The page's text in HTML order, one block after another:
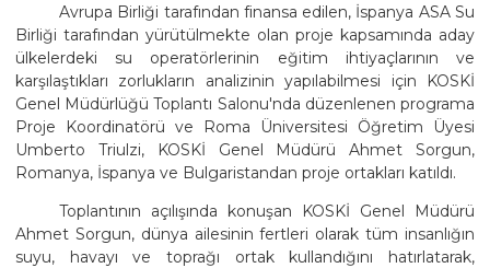
Avrupa Birliği tarafından finansa edilen, İspanya ASA Su
Birliği tarafından yürütülmekte olan proje kapsamında aday
ülkelerdeki su operatörlerinin eğitim ihtiyaçlarının ve
karşılaştıkları zorlukların analizinin yapılabilmesi için KOSKİ
Genel Müdürlüğü Toplantı Salonu'nda düzenlenen programa
Proje Koordinatörü ve Roma Üniversitesi Öğretim Üyesi
Umberto Triulzi, KOSKİ Genel Müdürü Ahmet Sorgun,
Romanya, İspanya ve Bulgaristandan proje ortakları katıldı.
Toplantının açılışında konuşan KOSKİ Genel Müdürü
Ahmet Sorgun, dünya ailesinin fertleri olarak tüm insanlığın
suyu, havayı ve toprağı ortak kullandığını hatırlatarak,